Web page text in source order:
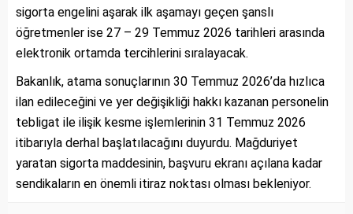
sigorta engelini aşarak ilk aşamayı geçen şanslı
öğretmenler ise 27 – 29 Temmuz 2026 tarihleri arasında
elektronik ortamda tercihlerini sıralayacak.
Bakanlık, atama sonuçlarının 30 Temmuz 2026’da hızlıca
ilan edileceğini ve yer değişikliği hakkı kazanan personelin
tebligat ile ilişik kesme işlemlerinin 31 Temmuz 2026
itibarıyla derhal başlatılacağını duyurdu. Mağduriyet
yaratan sigorta maddesinin, başvuru ekranı açılana kadar
sendikaların en önemli itiraz noktası olması bekleniyor.